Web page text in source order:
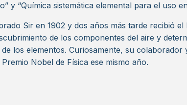
y “Química sistemática elemental para el uso
Sir en 1902 y dos años más tarde recibió
de los componentes del aire y
de los elementos. Curiosamente, su
Nobel de Física ese mismo año.